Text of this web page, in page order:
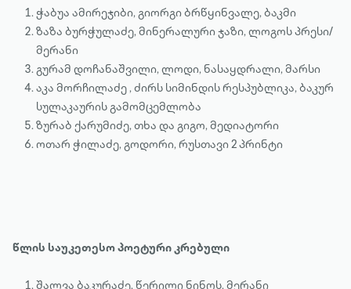
ჭაბუა ამირეჯიბი, გიორგი ბრწყინვალე, ბაკმი
ზაზა ბურჭულაძე, მინერალური ჯაზი, ლოგოს პრესი/
მერანი
გურამ დოჩანაშვილი, ლოდი, ნასაყდრალი, მარსი
აკა მორჩილაძე , ძირს სიმინდის რესპუბლიკა, ბაკურ
სულაკაურის გამომცემლობა
ზურაბ ქარუმიძე, თხა და გიგო, მედიატორი
ოთარ ჭილაძე, გოდორი, რუსთავი 2 პრინტი
წლის საუკეთესო პოეტური კრებული
შალვა ბაკურაძე, წერილი ნინოს, მერანი